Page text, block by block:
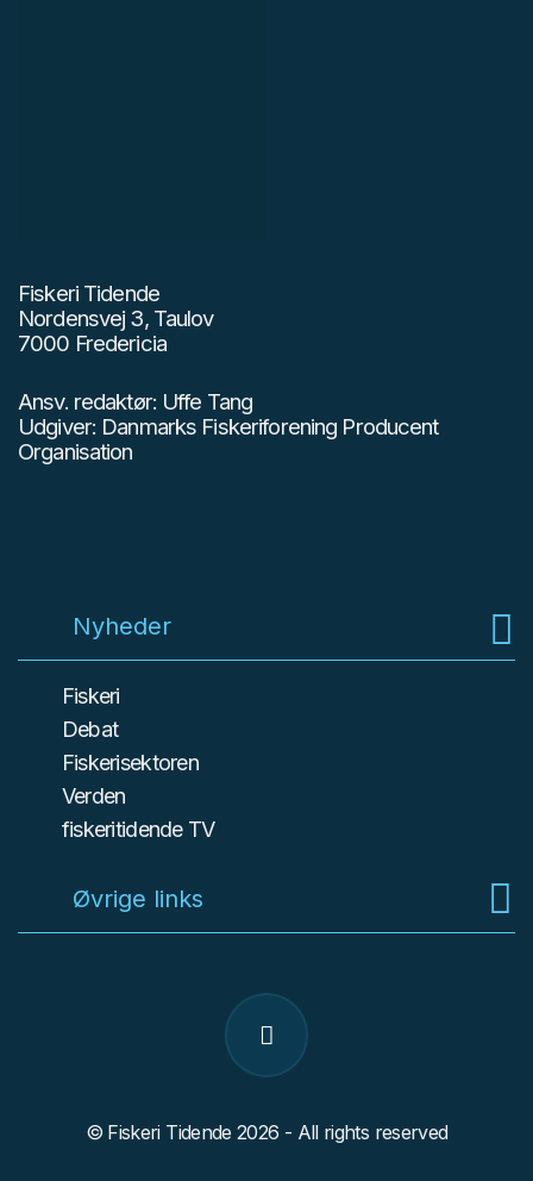
Fiskeri Tidende
Nordensvej 3, Taulov
7000 Fredericia
Ansv. redaktør: Uffe Tang
Udgiver: Danmarks Fiskeriforening Producent
Organisation
Nyheder
Fiskeri
Debat
Fiskerisektoren
Verden
fiskeritidende TV
Øvrige links
© Fiskeri Tidende 2026 - All rights reserved